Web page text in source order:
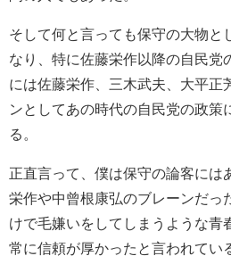
そして何と言っても保守の大物と
なり、特に佐藤栄作以降の自民党
には佐藤栄作、三木武夫、大平正
ンとしてあの時代の自民党の政策
る。
正直言って、僕は保守の論客には
栄作や中曾根康弘のブレーンだっ
けで毛嫌いをしてしまうような青
常に信頼が厚かったと言われてい